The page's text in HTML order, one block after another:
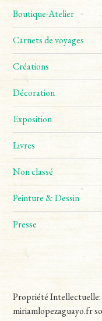
Boutique-Atelier
Carnets de voyages
Créations
Décoration
Exposition
Livres
Non classé
Peinture & Dessin
Presse
Propriété Intellectuelle:
miriamlopezaguayo.fr